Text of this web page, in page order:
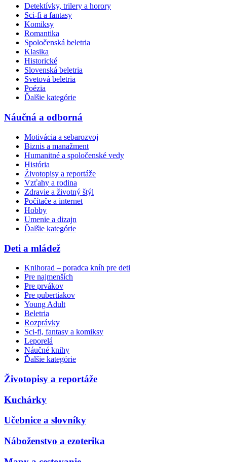
Detektívky, trilery a horory
Sci-fi a fantasy
Komiksy
Romantika
Spoločenská beletria
Klasika
Historické
Slovenská beletria
Svetová beletria
Poézia
Ďalšie kategórie
Náučná a odborná
Motivácia a sebarozvoj
Biznis a manažment
Humanitné a spoločenské vedy
História
Životopisy a reportáže
Vzťahy a rodina
Zdravie a životný štýl
Počítače a internet
Hobby
Umenie a dizajn
Ďalšie kategórie
Deti a mládež
Knihorad – poradca kníh pre deti
Pre najmenších
Pre prvákov
Pre pubertiakov
Young Adult
Beletria
Rozprávky
Sci-fi, fantasy a komiksy
Leporelá
Náučné knihy
Ďalšie kategórie
Životopisy a reportáže
Kuchárky
Učebnice a slovníky
Náboženstvo a ezoterika